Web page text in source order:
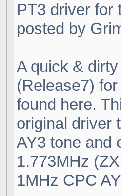
PT3 driver for
posted by
A quick &
(Release7)
found here.
original driver
AY3 tone and
1.773MHz
1MHz CPC